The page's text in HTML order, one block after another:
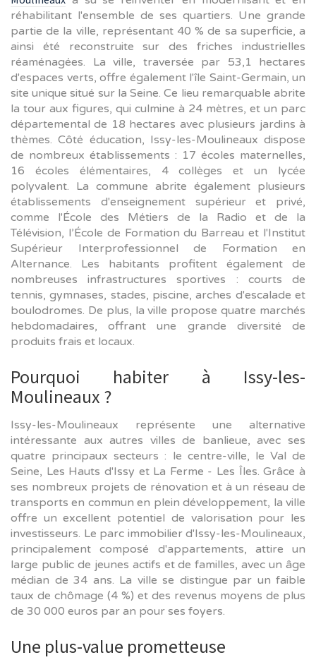
réhabilitant l'ensemble de ses quartiers. Une grande
partie de la ville, représentant 40 % de sa superficie, a
ainsi été reconstruite sur des friches industrielles
réaménagées. La ville, traversée par 53,1 hectares
d'espaces verts, offre également l'île Saint-Germain, un
site unique situé sur la Seine. Ce lieu remarquable abrite
la tour aux figures, qui culmine à 24 mètres, et un parc
départemental de 18 hectares avec plusieurs jardins à
thèmes. Côté éducation, Issy-les-Moulineaux dispose
de nombreux établissements : 17 écoles maternelles,
16 écoles élémentaires, 4 collèges et un lycée
polyvalent. La commune abrite également plusieurs
établissements d'enseignement supérieur et privé,
comme l'École des Métiers de la Radio et de la
Télévision, l’École de Formation du Barreau et l'Institut
Supérieur Interprofessionnel de Formation en
Alternance. Les habitants profitent également de
nombreuses infrastructures sportives : courts de
tennis, gymnases, stades, piscine, arches d'escalade et
boulodromes. De plus, la ville propose quatre marchés
hebdomadaires, offrant une grande diversité de
produits frais et locaux.
Pourquoi habiter à Issy-les-
Moulineaux ?
Issy-les-Moulineaux représente une alternative
intéressante aux autres villes de banlieue, avec ses
quatre principaux secteurs : le centre-ville, le Val de
Seine, Les Hauts d'Issy et La Ferme - Les Îles. Grâce à
ses nombreux projets de rénovation et à un réseau de
transports en commun en plein développement, la ville
offre un excellent potentiel de valorisation pour les
investisseurs. Le parc immobilier d'Issy-les-Moulineaux,
principalement composé d'appartements, attire un
large public de jeunes actifs et de familles, avec un âge
médian de 34 ans. La ville se distingue par un faible
taux de chômage (4 %) et des revenus moyens de plus
de 30 000 euros par an pour ses foyers.
Une plus-value prometteuse